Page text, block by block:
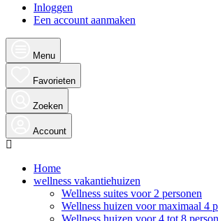
Inloggen
Een account aanmaken
Menu
Favorieten
Zoeken
Account
Home
wellness vakantiehuizen
Wellness suites voor 2 personen
Wellness huizen voor maximaal 4
Wellness huizen voor 4 tot 8